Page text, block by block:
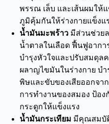
พรรณ เล็บ และเส้นผมให้
ภูมิคุ้มกันให้ร่างกายแข็งแ
น้ำมันมะพร้าว มีส่วนช่วย
น้ำตาลในเลือด ฟื้นฟูอากา
บำรุงหัวใจและปรับสมดุล
ผลาญไขมันในร่างกาย บำ
พิษและขับของเสียออกจา
การทำงานของสมอง ป้อง
กระดูกให้แข็งแรง
น้ำมันกระเทียม มีคุณสมบั